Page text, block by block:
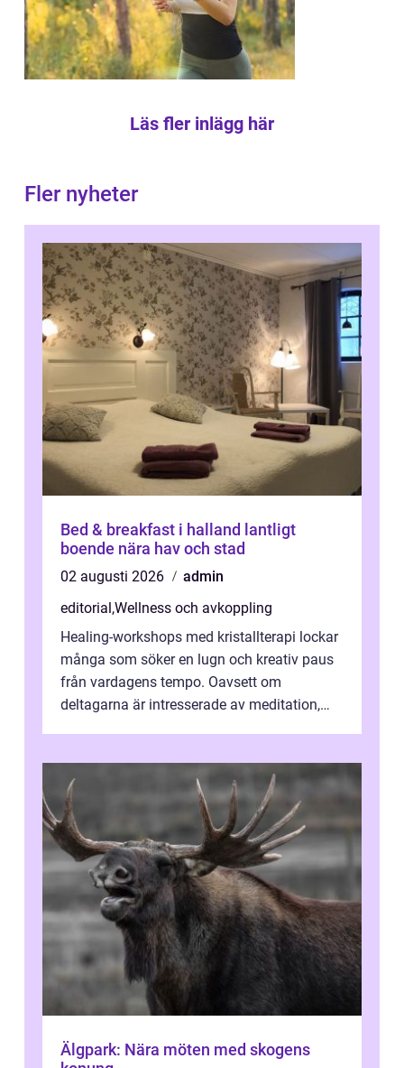
Läs fler inlägg här
Fler nyheter
Bed & breakfast i halland lantligt
boende nära hav och stad
02 augusti 2026
admin
editorial,Wellness och avkoppling
Healing-workshops med kristallterapi lockar
många som söker en lugn och kreativ paus
från vardagens tempo. Oavsett om
deltagarna är intresserade av meditation,
Älgpark: Nära möten med skogens